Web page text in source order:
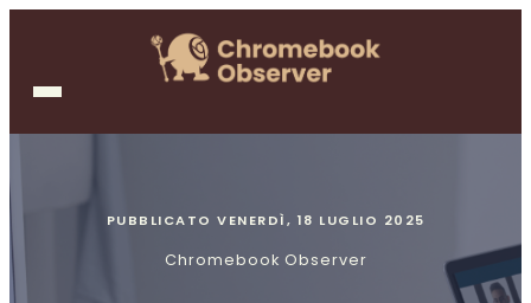
PUBBLICATO VENERDÌ, 18 LUGLIO 2025
Chromebook Observer